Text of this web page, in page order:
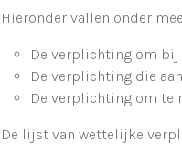
Hieronder vallen onder
De verplichting om bij
De verplichting die
De verplichting om te
De lijst van wettelijke